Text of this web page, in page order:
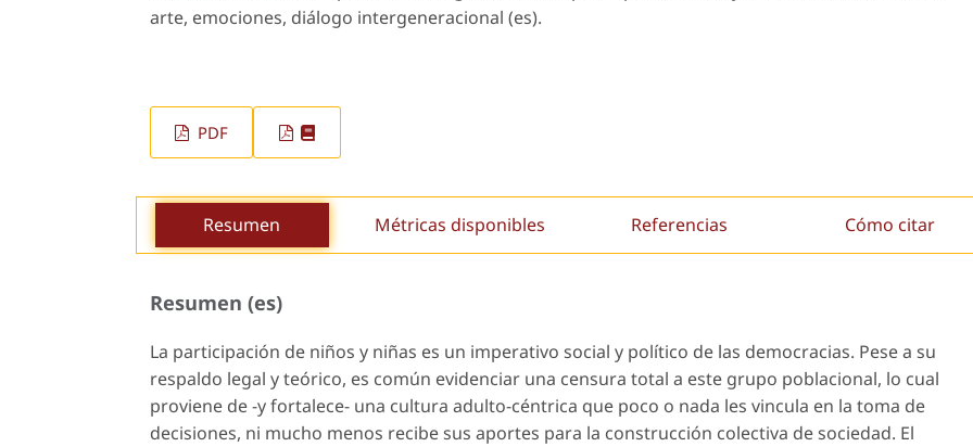
arte, emociones, diálogo intergeneracional (es).
PDF
Resumen Métricas disponibles Referencias Cómo citar
Resumen (es)
La participación de niños y niñas es un imperativo social y político de las democracias. Pese a su
respaldo legal y teórico, es común evidenciar una censura total a este grupo poblacional, lo cual
proviene de -y fortalece- una cultura adulto-céntrica que poco o nada les vincula en la toma de
decisiones, ni mucho menos recibe sus aportes para la construcción colectiva de sociedad. El